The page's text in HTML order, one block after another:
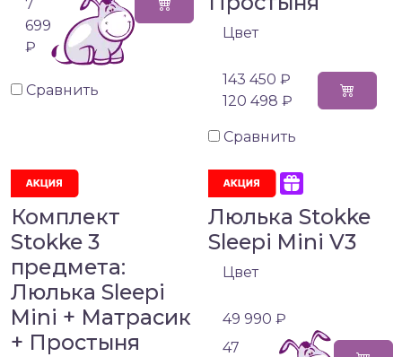
7
699
₽
Сравнить
Цвет
143 450 ₽
120 498 ₽
Сравнить
Комплект
Stokke 3
предмета:
Люлька Sleepi
Mini + Матрасик
+ Простыня
Люлька Stokke
Sleepi Mini V3
Цвет
49 990 ₽
47